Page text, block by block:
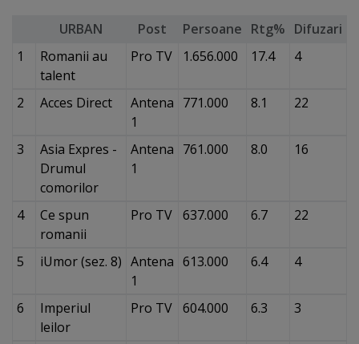
URBAN Post Persoane Rtg% Difuzari
1
Romanii au
talent
Pro TV 1.656.000 17.4 4
2 Acces Direct
Antena
1
771.000 8.1 22
3
Asia Expres -
Drumul
comorilor
Antena
1
761.000 8.0 16
4
Ce spun
romanii
Pro TV 637.000 6.7 22
5 iUmor (sez. 8) Antena
1
613.000 6.4 4
6
Imperiul
leilor
Pro TV 604.000 6.3 3